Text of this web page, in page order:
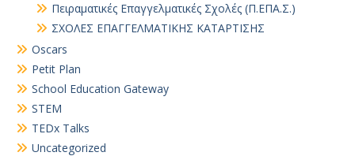
Πειραματικές Επαγγελματικές Σχολές (Π.ΕΠΑ.Σ.)
ΣΧΟΛΕΣ ΕΠΑΓΓΕΛΜΑΤΙΚΗΣ ΚΑΤΑΡΤΙΣΗΣ
Oscars
Petit Plan
School Education Gateway
STEM
TEDx Talks
Uncategorized